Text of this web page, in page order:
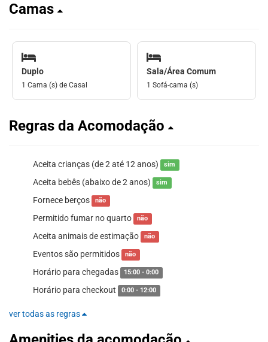
Camas
Duplo
1 Cama (s) de Casal
Sala/Área Comum
1 Sofá-cama (s)
Regras da Acomodação
Aceita crianças (de 2 até 12 anos) sim
Aceita bebês (abaixo de 2 anos) sim
Fornece berços não
Permitido fumar no quarto não
Aceita animais de estimação não
Eventos são permitidos não
Horário para chegadas 15:00 - 0:00
Horário para checkout 0:00 - 12:00
ver todas as regras